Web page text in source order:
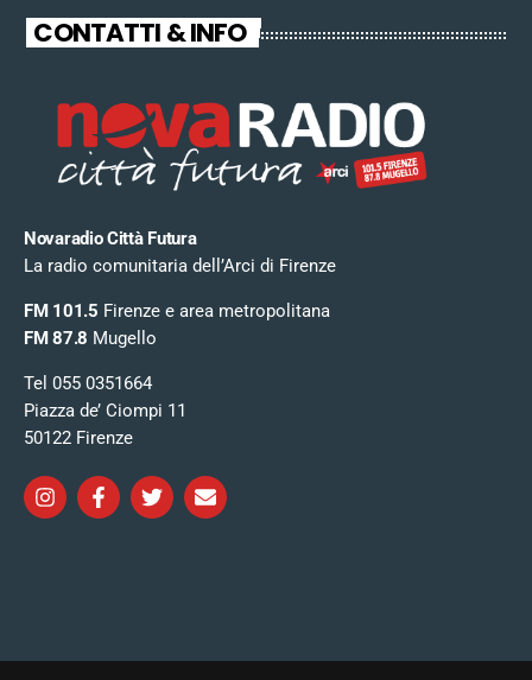
CONTATTI & INFO
Novaradio Città Futura
La radio comunitaria dell’Arci di Firenze
FM 101.5 Firenze e area metropolitana
FM 87.8 Mugello
Tel 055 0351664
Piazza de’ Ciompi 11
50122 Firenze